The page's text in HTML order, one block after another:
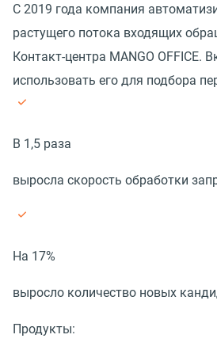
С 2019 года компания
растущего потока входящих
Контакт-центра MANGO OFFICE.
использовать его для подбора
В 1,5 раза
выросла скорость обработки
На 17%
выросло количество новых
Продукты: